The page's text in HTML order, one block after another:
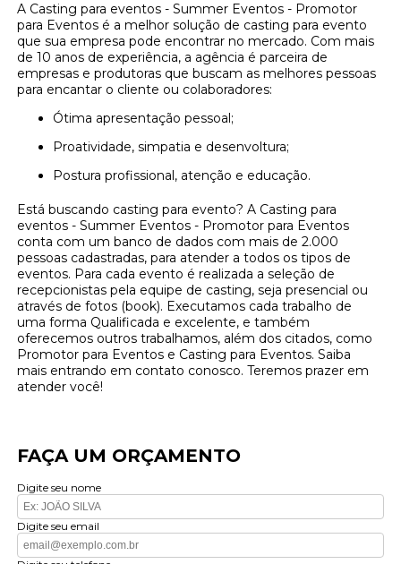
A Casting para eventos - Summer Eventos - Promotor
para Eventos é a melhor solução de casting para evento
que sua empresa pode encontrar no mercado. Com mais
de 10 anos de experiência, a agência é parceira de
empresas e produtoras que buscam as melhores pessoas
para encantar o cliente ou colaboradores:
Ótima apresentação pessoal;
Proatividade, simpatia e desenvoltura;
Postura profissional, atenção e educação.
Está buscando casting para evento? A Casting para
eventos - Summer Eventos - Promotor para Eventos
conta com um banco de dados com mais de 2.000
pessoas cadastradas, para atender a todos os tipos de
eventos. Para cada evento é realizada a seleção de
recepcionistas pela equipe de casting, seja presencial ou
através de fotos (book). Executamos cada trabalho de
uma forma Qualificada e excelente, e também
oferecemos outros trabalhamos, além dos citados, como
Promotor para Eventos e Casting para Eventos. Saiba
mais entrando em contato conosco. Teremos prazer em
atender você!
FAÇA UM ORÇAMENTO
Digite seu nome
Digite seu email